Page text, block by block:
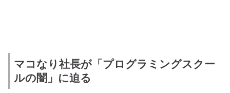
マコなり社長が「プログラミングスクー
ルの闇」に迫る